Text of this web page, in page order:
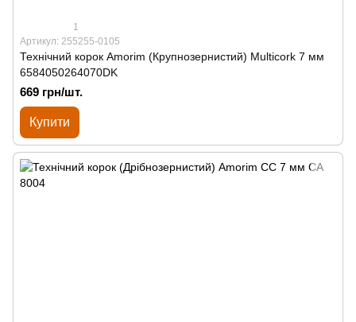
1
Артикул: 255255-0105
Технічний корок Amorim (Крупнозернистий) Multicork 7 мм
6584050264070DK
669 грн/шт.
Купити